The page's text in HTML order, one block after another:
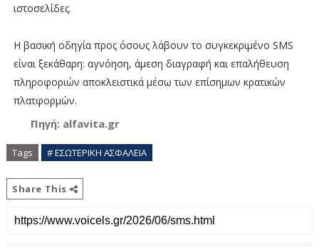
ιστοσελίδες.
Η βασική οδηγία προς όσους λάβουν το συγκεκριμένο SMS
είναι ξεκάθαρη: αγνόηση, άμεση διαγραφή και επαλήθευση
πληροφοριών αποκλειστικά μέσω των επίσημων κρατικών
πλατφορμών.
Πηγή: alfavita.gr
Tags # ΕΣΩΤΕΡΙΚΗ ΑΣΦΑΛΕΙΑ
Share This